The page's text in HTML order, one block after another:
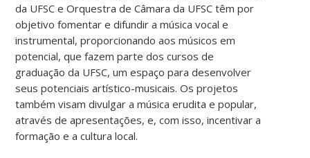
da UFSC e Orquestra de Câmara da UFSC têm por
objetivo fomentar e difundir a música vocal e
instrumental, proporcionando aos músicos em
potencial, que fazem parte dos cursos de
graduação da UFSC, um espaço para desenvolver
seus potenciais artístico-musicais. Os projetos
também visam divulgar a música erudita e popular,
através de apresentações, e, com isso, incentivar a
formação e a cultura local.